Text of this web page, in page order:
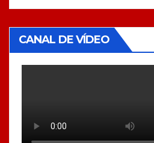
CANAL DE VÍDEO